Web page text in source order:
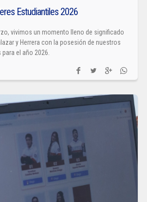
Estudiantiles 2026
vivimos un momento lleno de significado
y Herrera con la posesión de nuestros
el año 2026.